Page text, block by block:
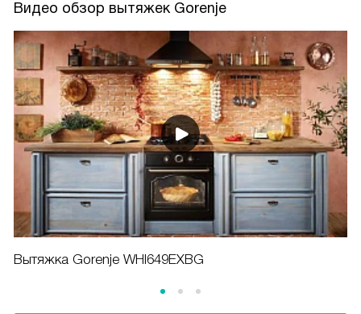
Видео обзор вытяжек Gorenje
Вытяжка Gorenje WHI649EXBG